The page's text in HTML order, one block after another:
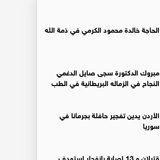
الحاجة خالدة محمود الكرمي في ذمة الله
مبروك الدكتورة سجى صايل الدغمي
النجاح في الزماله البريطانية في الطب
الأردن يدين تفجير حافلة بجرمانا في
سوريا
قتيلان و 13 إصابة بانفجار استهدف